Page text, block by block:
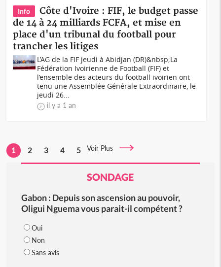
Info
Côte d'Ivoire : FIF, le budget passe
de 14 à 24 milliards FCFA, et mise en
place d'un tribunal du football pour
trancher les litiges
L’AG de la FIF jeudi à Abidjan (DR)&nbsp;La
Fédération Ivoirienne de Football (FIF) et
l’ensemble des acteurs du football ivoirien ont
tenu une Assemblée Générale Extraordinaire, le
jeudi 26...
il y a 1 an
1 2 3 4 5 Voir Plus
SONDAGE
Gabon : Depuis son ascension au pouvoir,
Oligui Nguema vous parait-il compétent ?
Oui
Non
Sans avis